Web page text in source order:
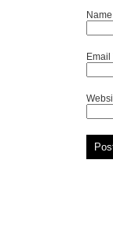
Name
Email